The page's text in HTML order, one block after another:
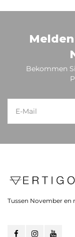
Bekommen
Tussen November en